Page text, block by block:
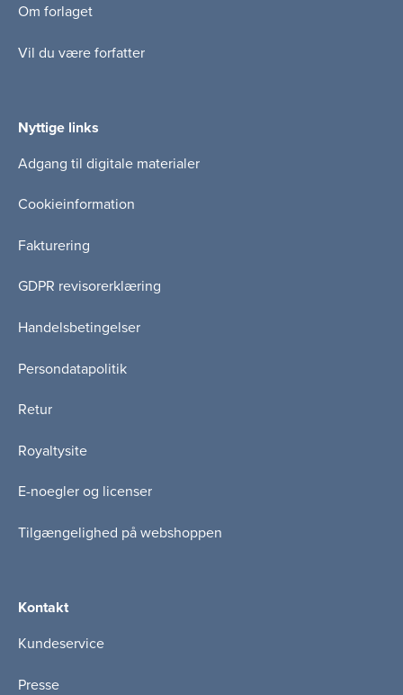
Om forlaget
Vil du være forfatter
Nyttige links
Adgang til digitale materialer
Cookieinformation
Fakturering
GDPR revisorerklæring
Handelsbetingelser
Persondatapolitik
Retur
Royaltysite
E-noegler og licenser
Tilgængelighed på webshoppen
Kontakt
Kundeservice
Presse